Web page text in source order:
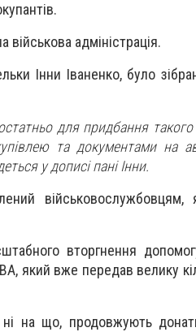
адміністрація.
Інни Іваненко, було
для придбання
та документами на
у дописі пані Інни.
військовослужбовцям,
вторгнення
який вже передав велику
на що, продовжують